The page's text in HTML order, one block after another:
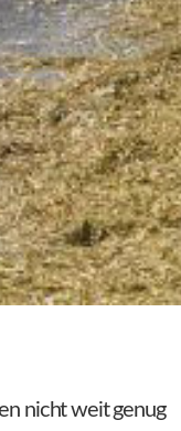
nicht weit genug